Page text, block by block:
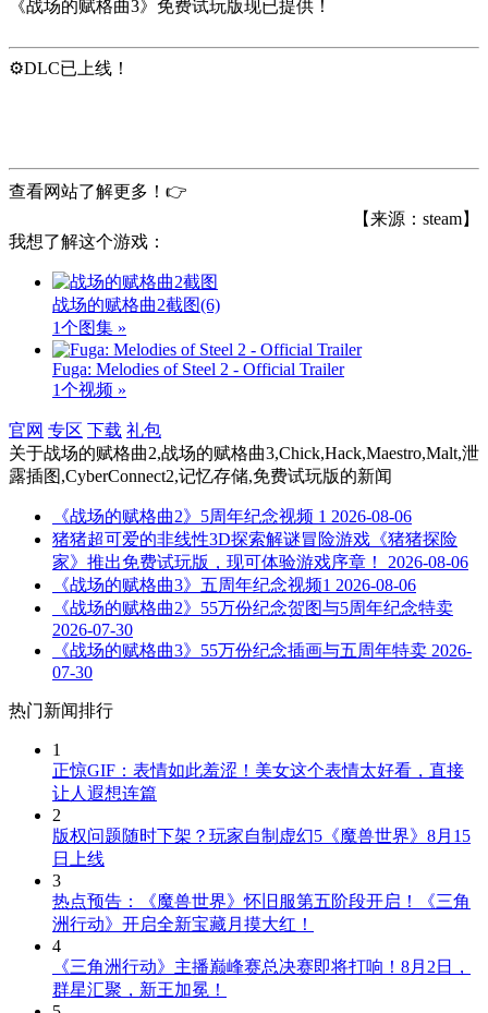
《战场的赋格曲3》免费试玩版现已提供！
⚙️DLC已上线！
查看网站了解更多！👉
【来源：steam】
我想了解这个游戏：
战场的赋格曲2截图(6)
1个图集 »
Fuga: Melodies of Steel 2 - Official Trailer
1个视频 »
官网 专区 下载 礼包
关于战场的赋格曲2,战场的赋格曲3,Chick,Hack,Maestro,Malt,泄
露插图,CyberConnect2,记忆存储,免费试玩版的新闻
《战场的赋格曲2》5周年纪念视频 1 2026-08-06
猪猪超可爱的非线性3D探索解谜冒险游戏《猪猪探险
家》推出免费试玩版，现可体验游戏序章！
2026-08-06
《战场的赋格曲3》五周年纪念视频1 2026-08-06
《战场的赋格曲2》55万份纪念贺图与5周年纪念特卖
2026-07-30
《战场的赋格曲3》55万份纪念插画与五周年特卖 2026-
07-30
热门新闻排行
1
正惊GIF：表情如此羞涩！美女这个表情太好看，直接
让人遐想连篇
2
版权问题随时下架？玩家自制虚幻5《魔兽世界》8月15
日上线
3
热点预告：《魔兽世界》怀旧服第五阶段开启！《三角
洲行动》开启全新宝藏月摸大红！
4
《三角洲行动》主播巅峰赛总决赛即将打响！8月2日，
群星汇聚，新王加冕！